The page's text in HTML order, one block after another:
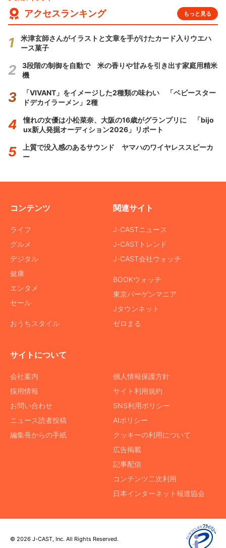
アクセスランキング もっと見る
米津玄師さんがイラストと文章を手がけたカード入りウエハ
ース菓子
3段階の制御を自動で 米の香りや甘みを引き出す家庭用精米
機
「VIVANT」をイメージした2種類の味わい 「ベビースター
ドデカイラーメン」2種
憧れの女優は小松菜奈、大阪の16歳がグランプリに 「bijo
ux新人発掘オーディション2026」リポート
上質で没入感のあるサウンド ヤマハのワイヤレススピーカ
ー
コンテンツ
ライフ
グルメ
デジタル
健康
エンタメ
セール
おうちスタイル
関連サイト
J-CASTニュース
J-CASTトレンド
J-CAST会社ウォッチ
BOOKウォッチ
東京バーゲンマニア
Jタウンネット
ゼロまる
サイトについて
会社案内
採用情報
お問い合わせ
ニュース読者投稿
編集長からの手紙
個人情報保護方針
サイト利用規約
SNS利用ポリシー
AIポリシー
クッキーの利用について
広告掲載
記事配信
コンテンツ二次利用
日本インターネット報道協会
© 2026 J-CAST, Inc. All Rights Reserved.